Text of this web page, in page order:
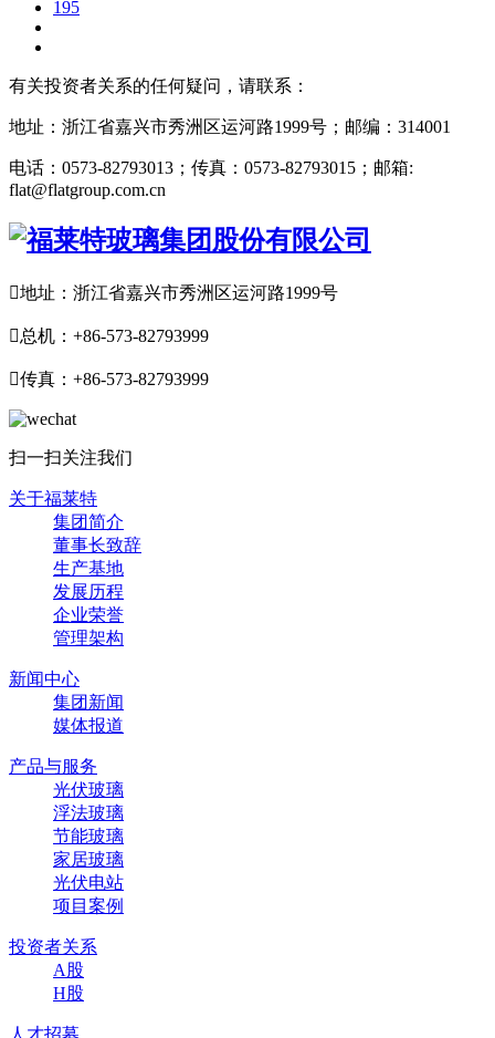
195
有关投资者关系的任何疑问，请联系：
地址：浙江省嘉兴市秀洲区运河路1999号；邮编：314001
电话：0573-82793013；传真：0573-82793015；邮箱:
flat@flatgroup.com.cn
地址：浙江省嘉兴市秀洲区运河路1999号
总机：+86-573-82793999
传真：+86-573-82793999
扫一扫关注我们
关于福莱特
集团简介
董事长致辞
生产基地
发展历程
企业荣誉
管理架构
新闻中心
集团新闻
媒体报道
产品与服务
光伏玻璃
浮法玻璃
节能玻璃
家居玻璃
光伏电站
项目案例
投资者关系
A股
H股
人才招募